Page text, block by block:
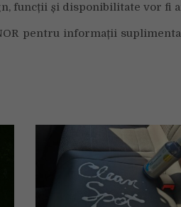
funcții și disponibilitate vor fi
pentru informații